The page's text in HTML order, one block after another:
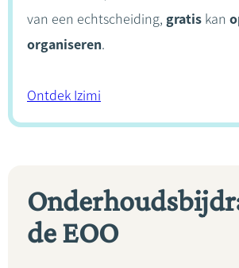
van een echtscheiding, gratis kan
organiseren.
Ontdek Izimi
de EOO